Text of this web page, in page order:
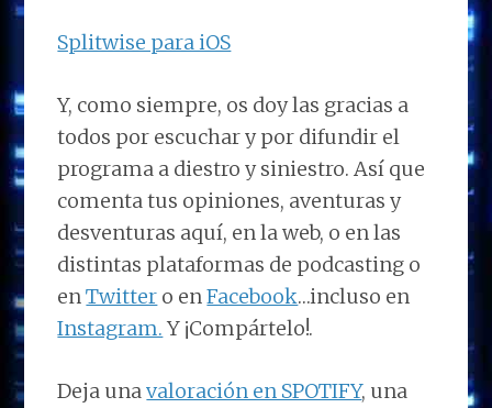
Splitwise para iOS
Y, como siempre, os doy las gracias a
todos por escuchar y por difundir el
programa a diestro y siniestro. Así que
comenta tus opiniones, aventuras y
desventuras aquí, en la web, o en las
distintas plataformas de podcasting o
enTwitter o enFacebook…incluso en
Instagram. Y ¡Compártelo!.
Deja unavaloración en SPOTIFY, una